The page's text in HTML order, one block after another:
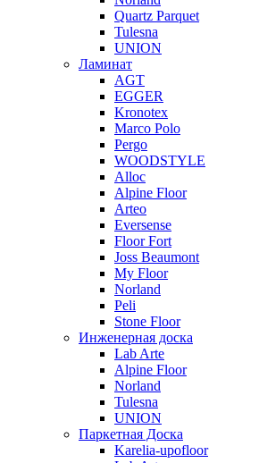
Quartz Parquet
Tulesna
UNION
Ламинат
AGT
EGGER
Kronotex
Marco Polo
Pergo
WOODSTYLE
Alloc
Alpine Floor
Arteo
Eversense
Floor Fort
Joss Beaumont
My Floor
Norland
Peli
Stone Floor
Инженерная доска
Lab Arte
Alpine Floor
Norland
Tulesna
UNION
Паркетная Доска
Karelia-upofloor